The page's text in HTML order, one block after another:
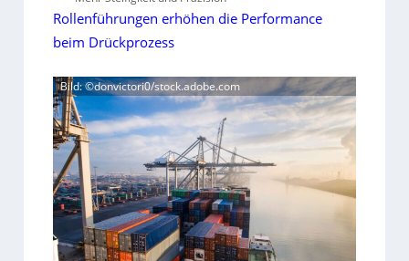
Rollenführungen erhöhen die Performance
beim Drückprozess
Bild: ©donvictori0/stock.adobe.com